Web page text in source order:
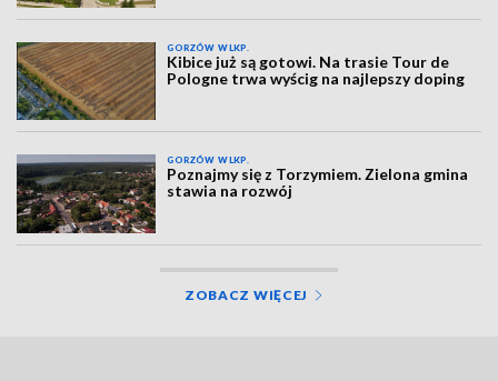
GORZÓW WLKP.
Kibice już są gotowi. Na trasie Tour de
Pologne trwa wyścig na najlepszy doping
GORZÓW WLKP.
Poznajmy się z Torzymiem. Zielona gmina
stawia na rozwój
ZOBACZ WIĘCEJ